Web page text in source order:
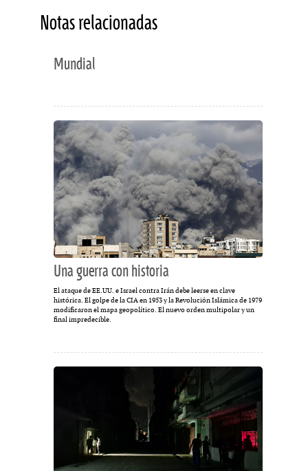
Notas relacionadas
Mundial
Una guerra con historia
El ataque de EE.UU. e Israel contra Irán debe leerse en clave
histórica. El golpe de la CIA en 1953 y la Revolución Islámica de 1979
modificaron el mapa geopolítico. El nuevo orden multipolar y un
final impredecible.